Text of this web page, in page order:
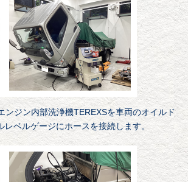
ンジン内部洗浄機TEREXSを車両のオイルド
レベルゲージにホースを接続します。